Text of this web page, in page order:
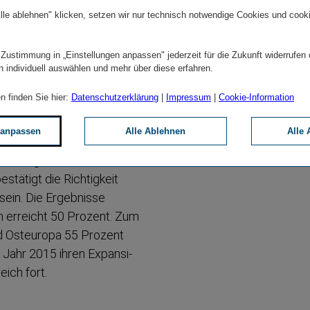
Prämien von
Kranken­ver­si­che­rungs­
an ihrer
der Wirtschaft in
die Richtigkeit
Die Ergebnisse
erreicht 50 Prozent. Zum
Osteuropa 55 Prozent
Jahr 2015 ihren Expansi­
fort.
ablehnen" klicken, setzen wir nur technisch notwendige Cookies und
in „Einstellungen anpassen" jederzeit für die Zukunft widerrufen
individuell auswählen und mehr über diese erfahren.
finden Sie hier: Datenschutzerklärung | Impressum | Cookie-Information
Alle Ablehnen Alle